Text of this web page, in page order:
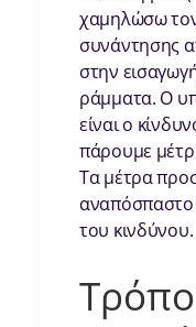
χαμηλώσω
συνάντησης
στην
ράμματα. Ο
είναι ο
πάρουμε
Τα μέτρα
αναπόσπαστο
του κινδύνου.